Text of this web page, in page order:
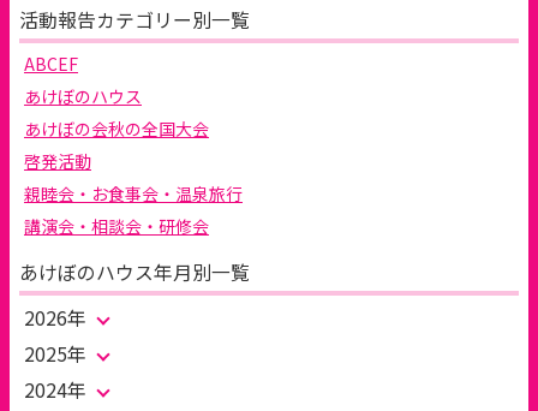
活動報告カテゴリー別一覧
ABCEF
あけぼのハウス
あけぼの会秋の全国大会
啓発活動
親睦会・お食事会・温泉旅行
講演会・相談会・研修会
あけぼのハウス年月別一覧
2026年
2025年
2024年